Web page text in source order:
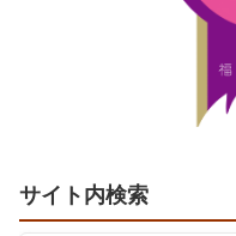
サイト内検索